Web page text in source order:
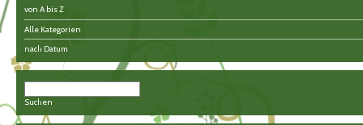
von A bis Z
Alle Kategorien
nach Datum
Suchen